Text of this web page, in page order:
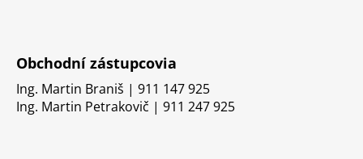
Obchodní zástupcovia
Ing. Martin Braniš | 911 147 925
Ing. Martin Petrakovič | 911 247 925